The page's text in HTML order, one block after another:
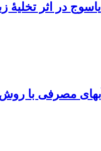
در اثر تخلیۀ
مصرفی با